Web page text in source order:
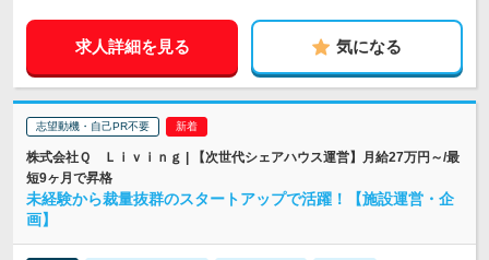
求人詳細を見る 気になる
志望動機・自己PR不要
株式会社Ｑ Ｌｉｖｉｎｇ | 【次世代シェアハウス運営】月給27万円～/最
短9ヶ月で昇格
未経験から裁量抜群のスタートアップで活躍！【施設運営・企
画】